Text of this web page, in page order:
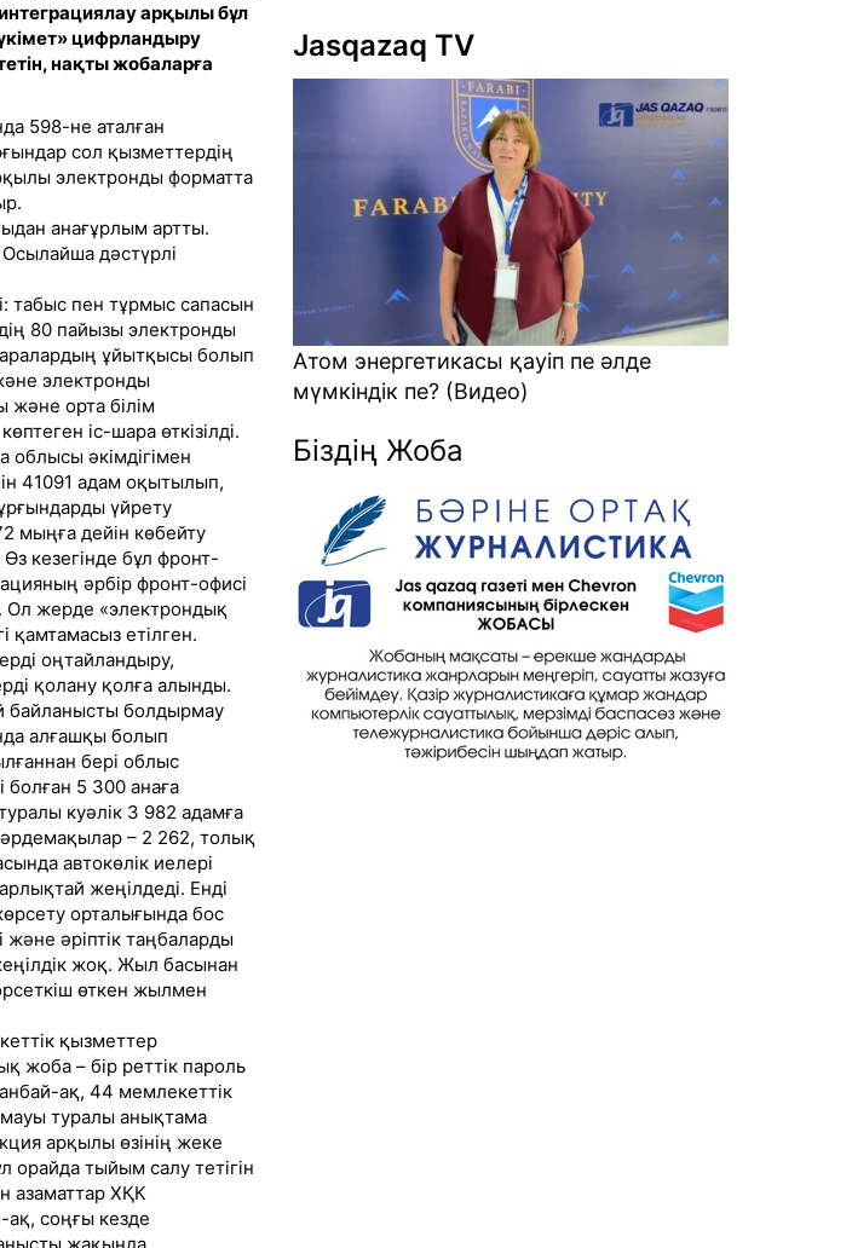
арқылы бұл
цифрландыру
нақты жобаларға
598-не аталған
сол қызметтердің
электронды форматта
анағұрлым артты.
дәстүрлі
табыс пен тұрмыс сапасын
80 пайызы электронды
ұйытқысы болып
электронды
және орта білім
іс-шара өткізілді.
әкімдігімен
41091 адам оқытылып,
үйрету
мыңға дейін көбейту
кезегінде бұл фронт-
әрбір фронт-офисі
Ол жерде «электрондық
қамтамасыз етілген.
оңтайландыру,
қолану қолға алынды.
байланысты болдырмау
алғашқы болып
бері облыс
болған 5 300 анаға
куәлік 3 982 адамға
– 2 262, толық
автокөлік иелері
жеңілдеді. Енді
орталығында бос
және әріптік таңбаларды
жоқ. Жыл басынан
өткен жылмен
қызметтер
жоба – бір реттік пароль
ақ, 44 мемлекеттік
туралы анықтама
арқылы өзінің жеке
орайда тыйым салу тетігін
азаматтар ХҚК
ақ, соңғы кезде
Jasqazaq TV
Алаяқтарға кеткен ақшаны қалай
қайтарамыз? (Видео)
Біздің Жоба